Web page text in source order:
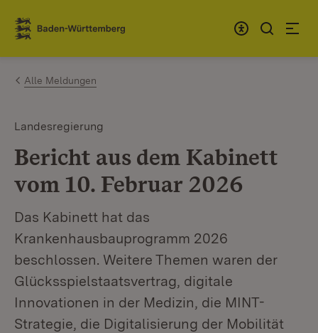
Zum Inhalt springen
Link zur Startseite
Alle Meldungen
Landesregierung
Bericht aus dem Kabinett
vom 10. Februar 2026
Das Kabinett hat das
Krankenhausbauprogramm 2026
beschlossen. Weitere Themen waren der
Glücksspielstaatsvertrag, digitale
Innovationen in der Medizin, die MINT-
Strategie, die Digitalisierung der Mobilität